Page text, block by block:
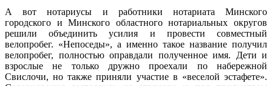
А вот нотариусы и работники нотариата Минского
городского и Минского областного нотариальных округов
решили объединить усилия и провести совместный
велопробег. «Непоседы», а именно такое название получил
велопробег, полностью оправдали полученное имя. Дети и
взрослые не только дружно проехали по набережной
Свислочи, но также приняли участие в «веселой эстафете».